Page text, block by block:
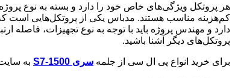
هر پروتکل ویژگی‌های خاص خود را دارد و بسته به نوع
کم‌هزینه مناسب هستند. مدباس یکی از پروتکل‌هایی است
پروتکل‌های دیگر آشنا باشید.
برای خرید انواع پی ال سی از جلمه سری S7-1500 به